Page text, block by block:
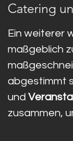
Catering
Ein weiterer
maßgeblich
abgestimmt
und
zusammen,